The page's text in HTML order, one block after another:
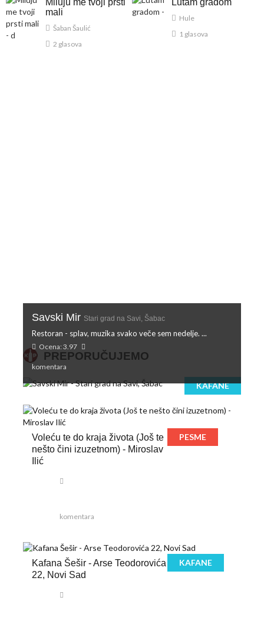
mali
Šaban Šaulić
2 glasova
Hule
1 glasova
PREPORUČUJEMO
KAFANE
Savski Mir Stari grad na Savi, Šabac
Restoran - splav, muzika svako veče sem nedelje. ...
Ocena: 3.97
komentara
Voleću te do kraja života (Još te
nešto čini izuzetnom) - Miroslav
Ilić
PESME
komentara
Kafana Šešir - Arse Teodorovića
22, Novi Sad
KAFANE